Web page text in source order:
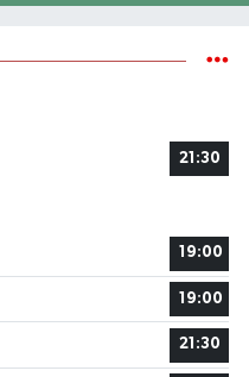
21:30
19:00
19:00
21:30